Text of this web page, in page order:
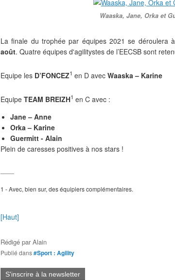
Waaska, Jane, Orka et
La finale du trophée par équipes 2021 se déroulera
août. Quatre équipes d'agilitystes de l’EECSB sont
Equipe les D’FONCEZ1 en D avec Waaska – Karine
Equipe TEAM BREIZH1 en C avec :
Jane – Anne
Orka – Karine
Guermitt - Alain
Plein de caresses positives à nos stars !
1 - Avec, bien sur, des équipiers complémentaires.
[Haut]
Rédigé parAlain
Publié dans#Sport : Agility
S'inscrire à la newsletter